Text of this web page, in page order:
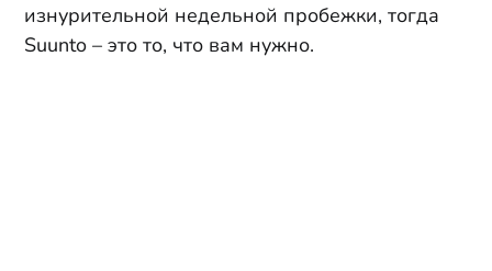
изнурительной недельной пробежки, тогда
Suunto – это то, что вам нужно.